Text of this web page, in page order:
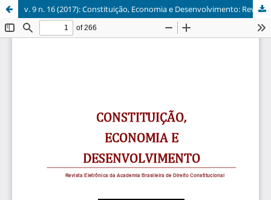
v. 9 n. 16 (2017): Constituição, Economia e Desenvolvimento: Revista da Academia Brasileira de Direito Constitucional. Curitiba, v. 9, n. 16, jan./jul. 2017.